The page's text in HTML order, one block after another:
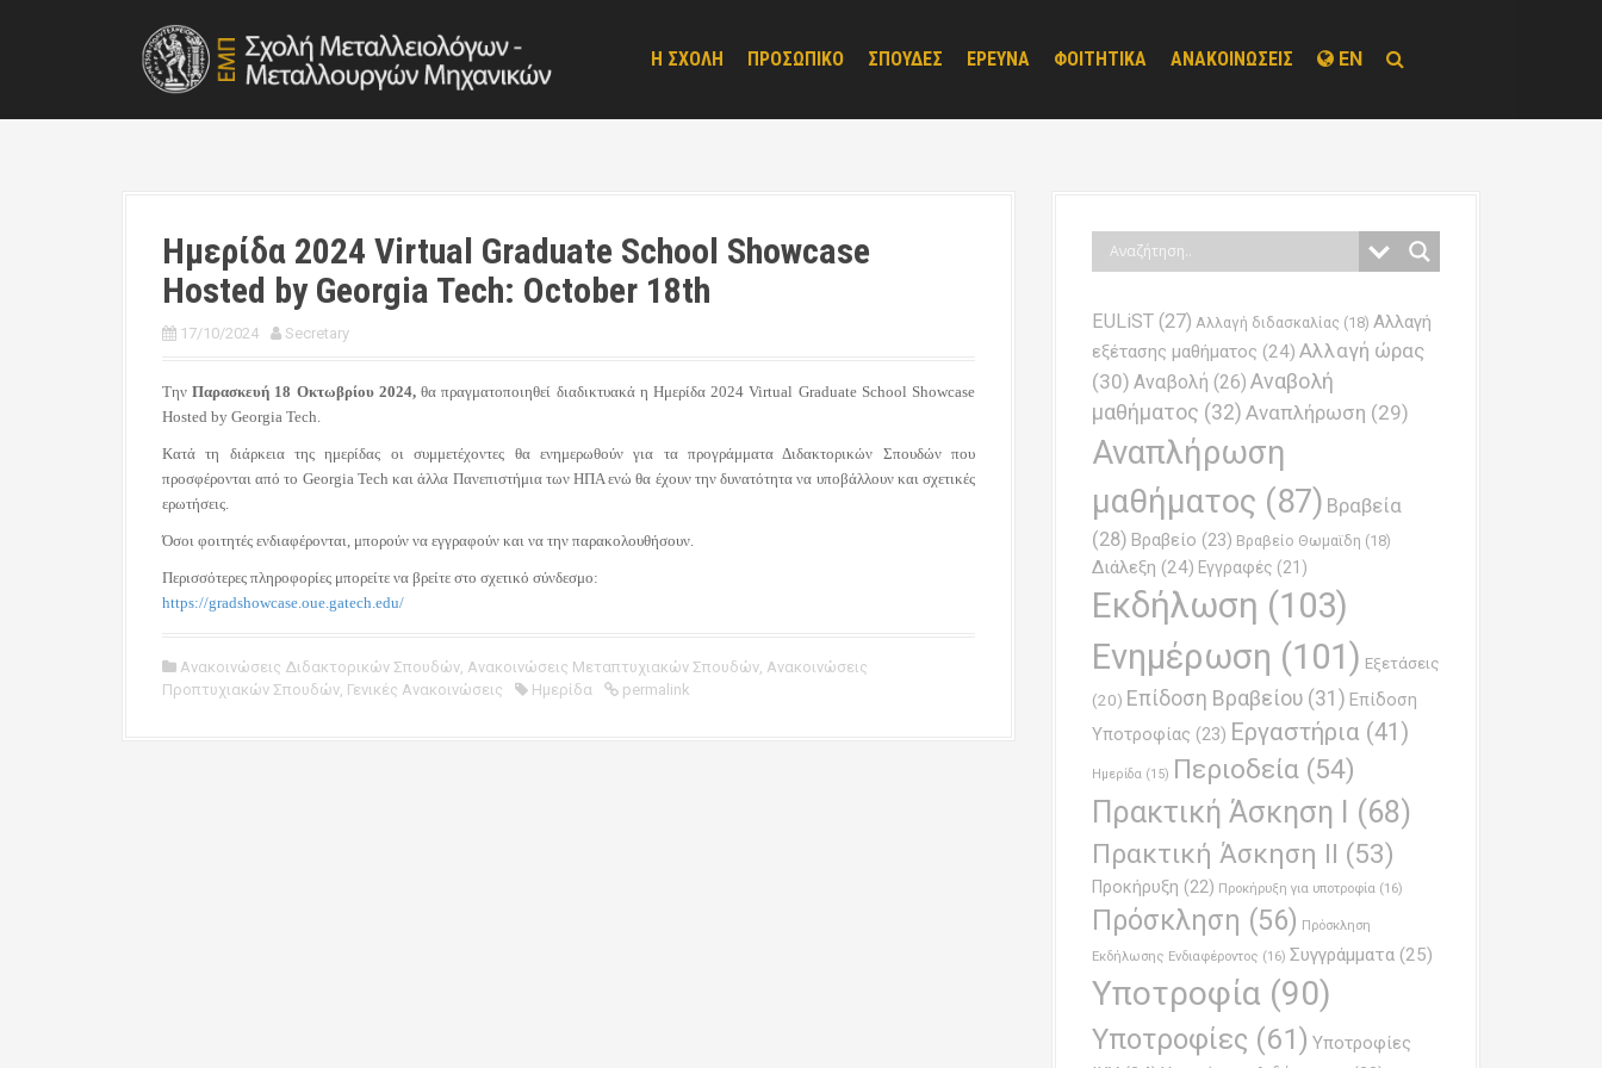
Η ΣΧΟΛΗ ΠΡΟΣΩΠΙΚΟ ΣΠΟΥΔΕΣ ΕΡΕΥΝΑ ΦΟΙΤΗΤΙΚΑ ΑΝΑΚΟΙΝΩΣΕΙΣ EN
Ημερίδα 2024 Virtual Graduate School Showcase
Hosted by Georgia Tech: October 18th
17/10/2024 Secretary
ΤηνΠαρασκευή 18 Οκτωβρίου 2024,θα πραγματοποιηθεί διαδικτυακά η Ημερίδα 2024 Virtual Graduate School Showcase
Hosted by Georgia Tech.
Κατά τη διάρκεια της ημερίδας οι συμμετέχοντες θα ενημερωθούν για τα προγράμματα Διδακτορικών Σπουδών που
προσφέρονται από το Georgia Tech και άλλα Πανεπιστήμια των ΗΠΑ ενώ θα έχουν την δυνατότητα να υποβάλλουν και σχετικές
ερωτήσεις.
Όσοι φοιτητές ενδιαφέρονται, μπορούν να εγγραφούν και να την παρακολουθήσουν.
Περισσότερες πληροφορίες μπορείτε να βρείτε στο σχετικό σύνδεσμο:
https://gradshowcase.oue.gatech.edu/
Ανακοινώσεις Διδακτορικών Σπουδών Ανακοινώσεις Μεταπτυχιακών Σπουδών Ανακοινώσεις
Προπτυχιακών Σπουδών Γενικές Ανακοινώσεις Ημερίδα permalink
EULiST (27) Αλλαγή διδασκαλίας (18) Αλλαγή
εξέτασης μαθήματος (24) Αλλαγή ώρας
(30) Αναβολή (26) Αναβολή
μαθήματος (32) Αναπλήρωση (29)
Αναπλήρωση
μαθήματος (87) Βραβεία
(28) Βραβείο (23) Βραβείο Θωμαϊδη (18)
Διάλεξη (24) Εγγραφές (21)
Εκδήλωση (103)
Ενημέρωση (101) Εξετάσεις
(20) Επίδοση Βραβείου (31) Επίδοση
Υποτροφίας (23) Εργαστήρια (41)
Ημερίδα (15) Περιοδεία (54)
Πρακτική Άσκηση Ι (68)
Πρακτική Άσκηση ΙΙ (53)
Προκήρυξη (22) Προκήρυξη για υποτροφία (16)
Πρόσκληση (56) Πρόσκληση
Εκδήλωσης Ενδιαφέροντος (16) Συγγράμματα (25)
Υποτροφία (90)
Υποτροφίες (61) Υποτροφίες